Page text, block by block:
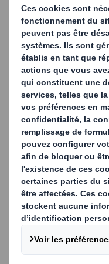
Légumes
Afin de répondre à
consommateurs et
le paysage de
de présenter des
papier. Nous pensons
logistique devrait
les produits de
seront heureux de
activité fruits et
l'emballage qui